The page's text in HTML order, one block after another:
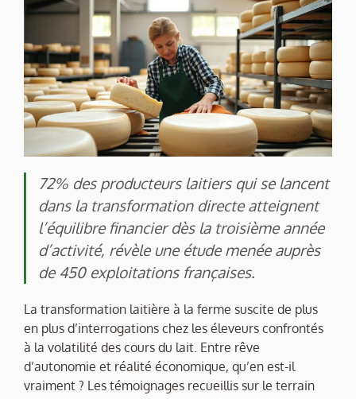
72% des producteurs laitiers qui se lancent
dans la transformation directe atteignent
l’équilibre financier dès la troisième année
d’activité, révèle une étude menée auprès
de 450 exploitations françaises.
La transformation laitière à la ferme suscite de plus
en plus d’interrogations chez les éleveurs confrontés
à la volatilité des cours du lait. Entre rêve
d’autonomie et réalité économique, qu’en est-il
vraiment ? Les témoignages recueillis sur le terrain